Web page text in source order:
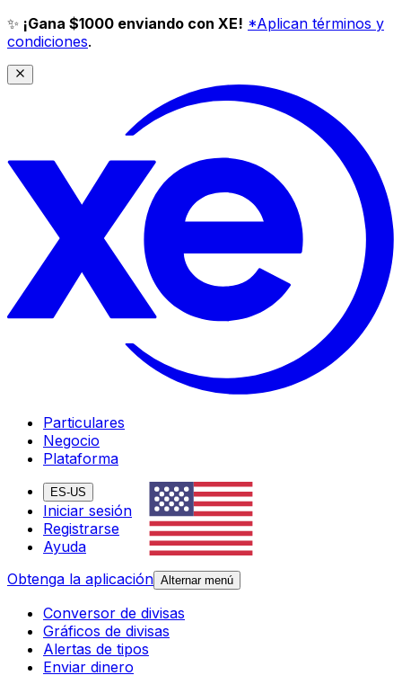
✨ ¡Gana $1000 enviando con XE! *Aplican términos y
condiciones.
Particulares
Negocio
Plataforma
ES-US
Iniciar sesión
Registrarse
Ayuda
Obtenga la aplicación Alternar menú
Conversor de divisas
Gráficos de divisas
Alertas de tipos
Enviar dinero